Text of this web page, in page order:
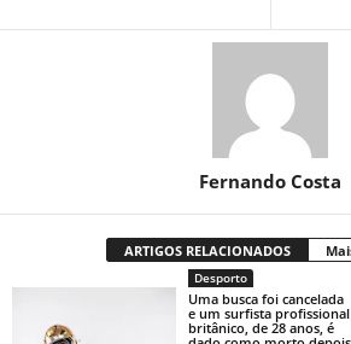
Fernando Costa
ARTIGOS RELACIONADOS
Desporto
Uma busca foi cancelada
e um surfista profissional
britânico, de 28 anos, é